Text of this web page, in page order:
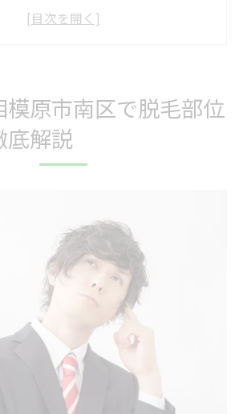
えるなら部位別の注意点も要チェ
の脱毛方法を選ぶ際のポイント
毛部位はどこ？選び方のコツ
るなら部位ごとの効果と特徴に注
異なる脱毛効果を徹底解説表
ごとの痛みやリスクの違い
・全身で異なる脱毛の特徴
果を最大化する部位選びのコツ
相模原市南区で人気の脱毛部位と
おすすめ部位別脱毛のポイント
も安心な脱毛部位選び早見表
原市南区で脱毛部位
底解説